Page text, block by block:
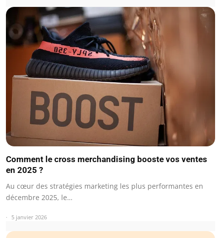
Comment le cross merchandising booste vos ventes
en 2025 ?
Au cœur des stratégies marketing les plus performantes en
décembre 2025, le…
5 janvier 2026